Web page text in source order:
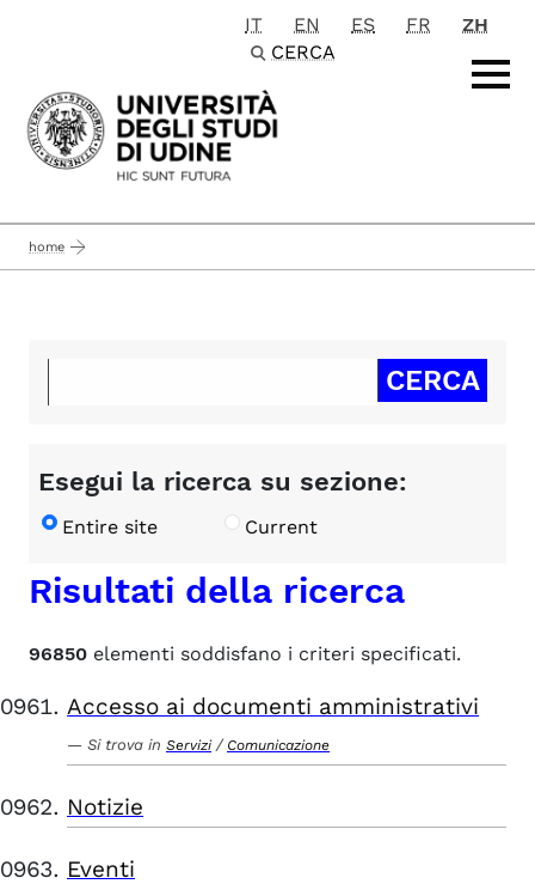
Passa al contenuto principale
IT EN ES FR
ZH
CERCA
home
Esegui la ricerca su sezione:
Entire site Current
Risultati della ricerca
96850 elementi soddisfano i criteri specificati.
Accesso ai documenti amministrativi
Si trova in Servizi / Comunicazione
Notizie
Eventi